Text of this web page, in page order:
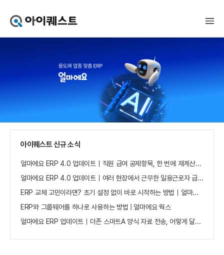
퀘
얼
마
가
기
아이퀘스트 신규 소식
얼마에요 ERP 4.0 업데이트｜직원 급여 공제항목, 한 번에 재계산하세요
얼마에요 ERP 4.0 업데이트｜여러 현장에서 근무한 일용근로자 급여, 현장별로 선택 수집하세요
ERP 교체 고민이라면? 초기 설정 없이 바로 시작하는 방법｜얼마에요 ERP
ERP와 그룹웨어를 하나로 사용하는 방법 | 얼마에요 웍스
얼마에요 ERP 업데이트｜더존 스마트A 양식 자료 전송, 어떻게 달라졌나요?